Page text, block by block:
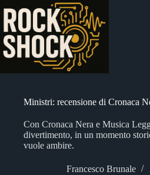
contenuto
Ministri: recensione di Cronaca
Con Cronaca Nera e Musica
divertimento, in un momento
vuole ambire.
Francesco Brunale